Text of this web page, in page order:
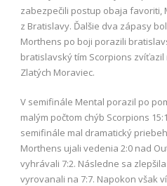
zabezpečili postup obaja favoriti,
z Bratislavy. Ďalšie dva zápasy
Morthens po boji porazili
bratislavský tím Scorpions
Zlatých Moraviec.
V semifinále Mental porazil po
malým počtom chýb Scorpions
semifinále mal dramatický
Morthens ujali vedenia 2:0 nad
vyhrávali 7:2. Následne sa
vyrovanali na 7:7. Napokon však